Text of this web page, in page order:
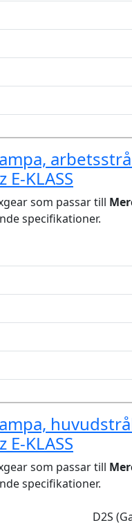
KLASS
som passar till
specifikationer.
KLASS
som passar till
specifikationer.
D2S